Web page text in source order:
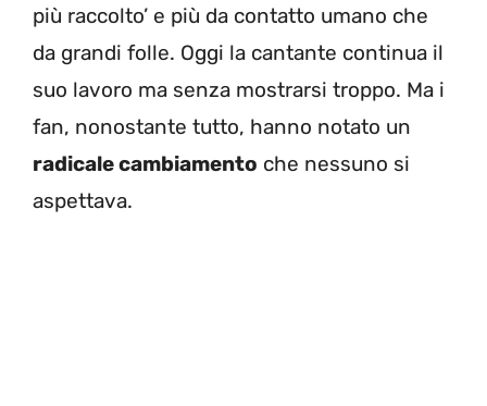
più raccolto’ e più da contatto umano che
da grandi folle. Oggi la cantante continua il
suo lavoro ma senza mostrarsi troppo. Ma i
fan, nonostante tutto, hanno notato un
radicale cambiamento che nessuno si
aspettava.